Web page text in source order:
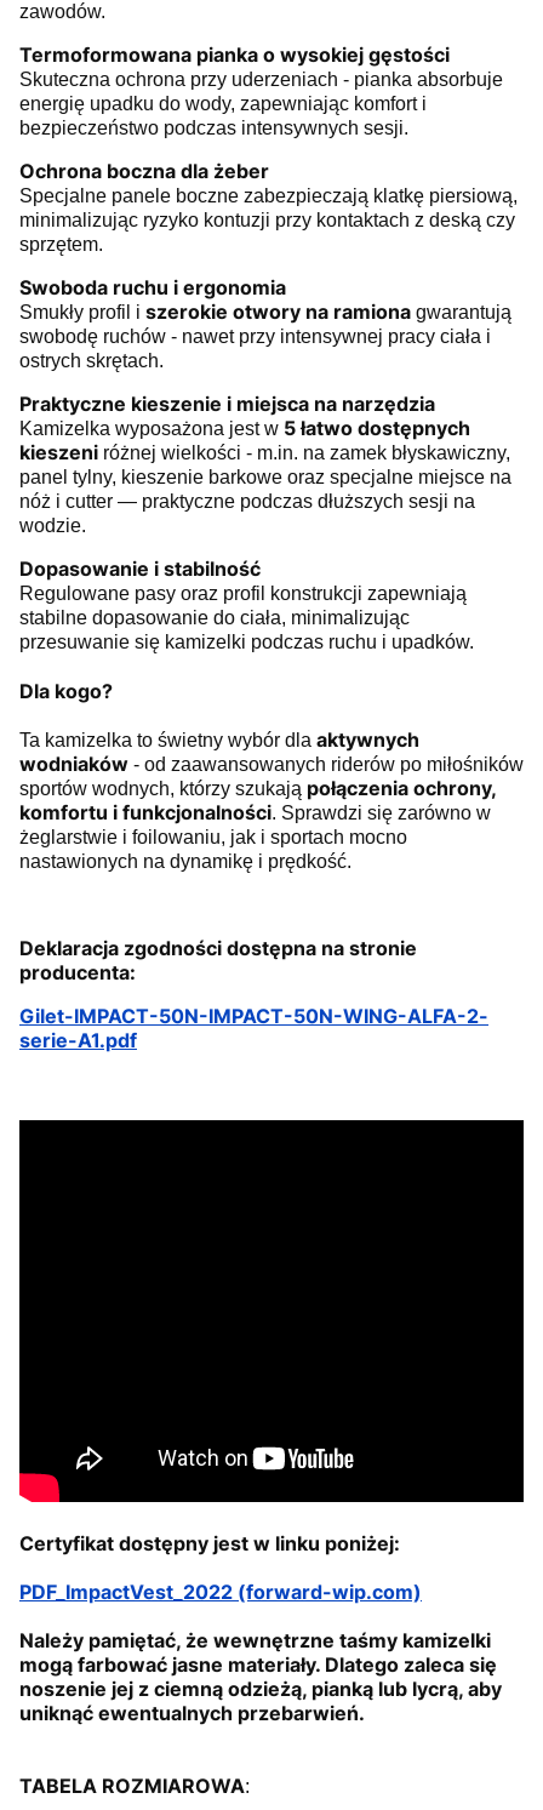
zawodów.
Termoformowana pianka o wysokiej gęstości
Skuteczna ochrona przy uderzeniach - pianka absorbuje
energię upadku do wody, zapewniając komfort i
bezpieczeństwo podczas intensywnych sesji.
Ochrona boczna dla żeber
Specjalne panele boczne zabezpieczają klatkę piersiową,
minimalizując ryzyko kontuzji przy kontaktach z deską czy
sprzętem.
Swoboda ruchu i ergonomia
Smukły profil i szerokie otwory na ramiona gwarantują
swobodę ruchów - nawet przy intensywnej pracy ciała i
ostrych skrętach.
Praktyczne kieszenie i miejsca na narzędzia
Kamizelka wyposażona jest w 5 łatwo dostępnych
kieszeni różnej wielkości - m.in. na zamek błyskawiczny,
panel tylny, kieszenie barkowe oraz specjalne miejsce na
nóż i cutter — praktyczne podczas dłuższych sesji na
wodzie.
Dopasowanie i stabilność
Regulowane pasy oraz profil konstrukcji zapewniają
stabilne dopasowanie do ciała, minimalizując
przesuwanie się kamizelki podczas ruchu i upadków.
Dla kogo?
Ta kamizelka to świetny wybór dla aktywnych
wodniaków - od zaawansowanych riderów po miłośników
sportów wodnych, którzy szukają połączenia ochrony,
komfortu i funkcjonalności. Sprawdzi się zarówno w
żeglarstwie i foilowaniu, jak i sportach mocno
nastawionych na dynamikę i prędkość.
Deklaracja zgodności dostępna na stronie
producenta:
Gilet-IMPACT-50N-IMPACT-50N-WING-ALFA-2-
serie-A1.pdf
Certyfikat dostępny jest w linku poniżej:
PDF_ImpactVest_2022 (forward-wip.com)
Należy pamiętać, że wewnętrzne taśmy kamizelki
mogą farbować jasne materiały. Dlatego zaleca się
noszenie jej z ciemną odzieżą, pianką lub lycrą, aby
uniknąć ewentualnych przebarwień.
TABELA ROZMIAROWA: